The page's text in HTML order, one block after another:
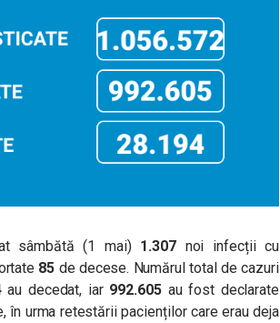
sâmbătă (1 mai)1.307noi infecții cu
85 de decese. Numărul total de cazuri
au decedat, iar 992.605 au fost declarate
în urma retestării pacienților care erau deja